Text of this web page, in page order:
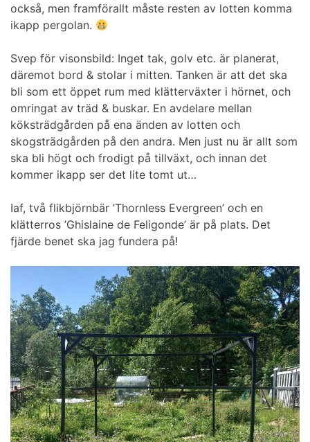
också, men framförallt måste resten av lotten komma
ikapp pergolan.
Svep för visonsbild: Inget tak, golv etc. är planerat,
däremot bord & stolar i mitten. Tanken är att det ska
bli som ett öppet rum med klätterväxter i hörnet, och
omringat av träd & buskar. En avdelare mellan
köksträdgården på ena änden av lotten och
skogsträdgården på den andra. Men just nu är allt som
ska bli högt och frodigt på tillväxt, och innan det
kommer ikapp ser det lite tomt ut…
Iaf, två flikbjörnbär ’Thornless Evergreen’ och en
klätterros ’Ghislaine de Feligonde’ är på plats. Det
fjärde benet ska jag fundera på!